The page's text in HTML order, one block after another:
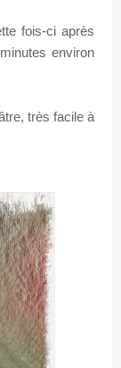
fois-ci après
environ
très facile à